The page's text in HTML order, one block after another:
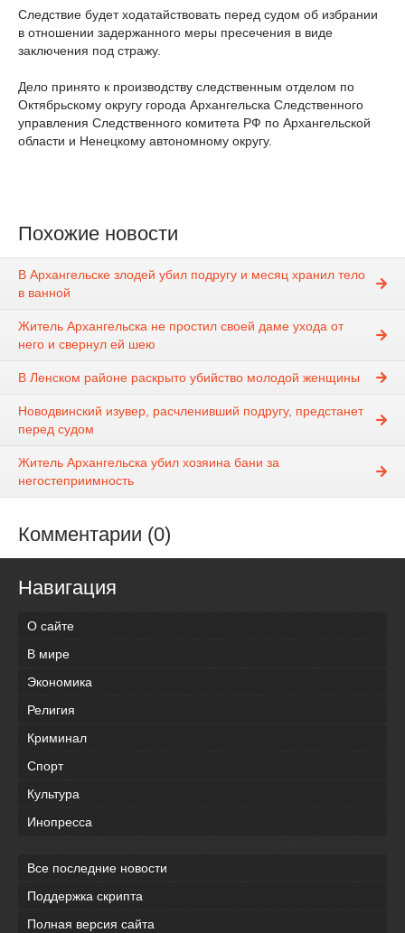
Следствие будет ходатайствовать перед судом об избрании
в отношении задержанного меры пресечения в виде
заключения под стражу.
Дело принято к производству следственным отделом по
Октябрьскому округу города Архангельска Следственного
управления Следственного комитета РФ по Архангельской
области и Ненецкому автономному округу.
Похожие новости
В Архангельске злодей убил подругу и месяц хранил тело
в ванной
Житель Архангельска не простил своей даме ухода от
него и свернул ей шею
В Ленском районе раскрыто убийство молодой женщины
Новодвинский изувер, расчленивший подругу, предстанет
перед судом
Житель Архангельска убил хозяина бани за
негостеприимность
Комментарии (0)
Навигация
О сайте
В мире
Экономика
Религия
Криминал
Спорт
Культура
Инопресса
Все последние новости
Поддержка скрипта
Полная версия сайта